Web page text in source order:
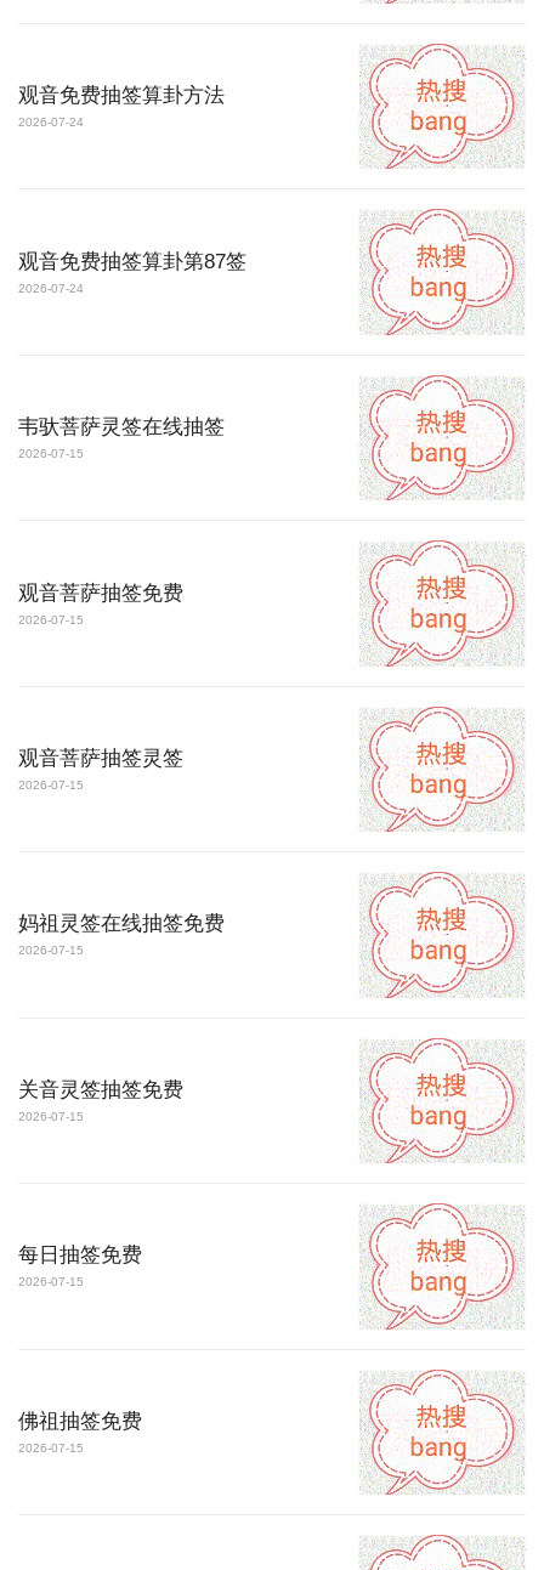
观音免费抽签算卦方法
2026-07-24
观音免费抽签算卦第87签
2026-07-24
韦驮菩萨灵签在线抽签
2026-07-15
观音菩萨抽签免费
2026-07-15
观音菩萨抽签灵签
2026-07-15
妈祖灵签在线抽签免费
2026-07-15
关音灵签抽签免费
2026-07-15
每日抽签免费
2026-07-15
佛祖抽签免费
2026-07-15